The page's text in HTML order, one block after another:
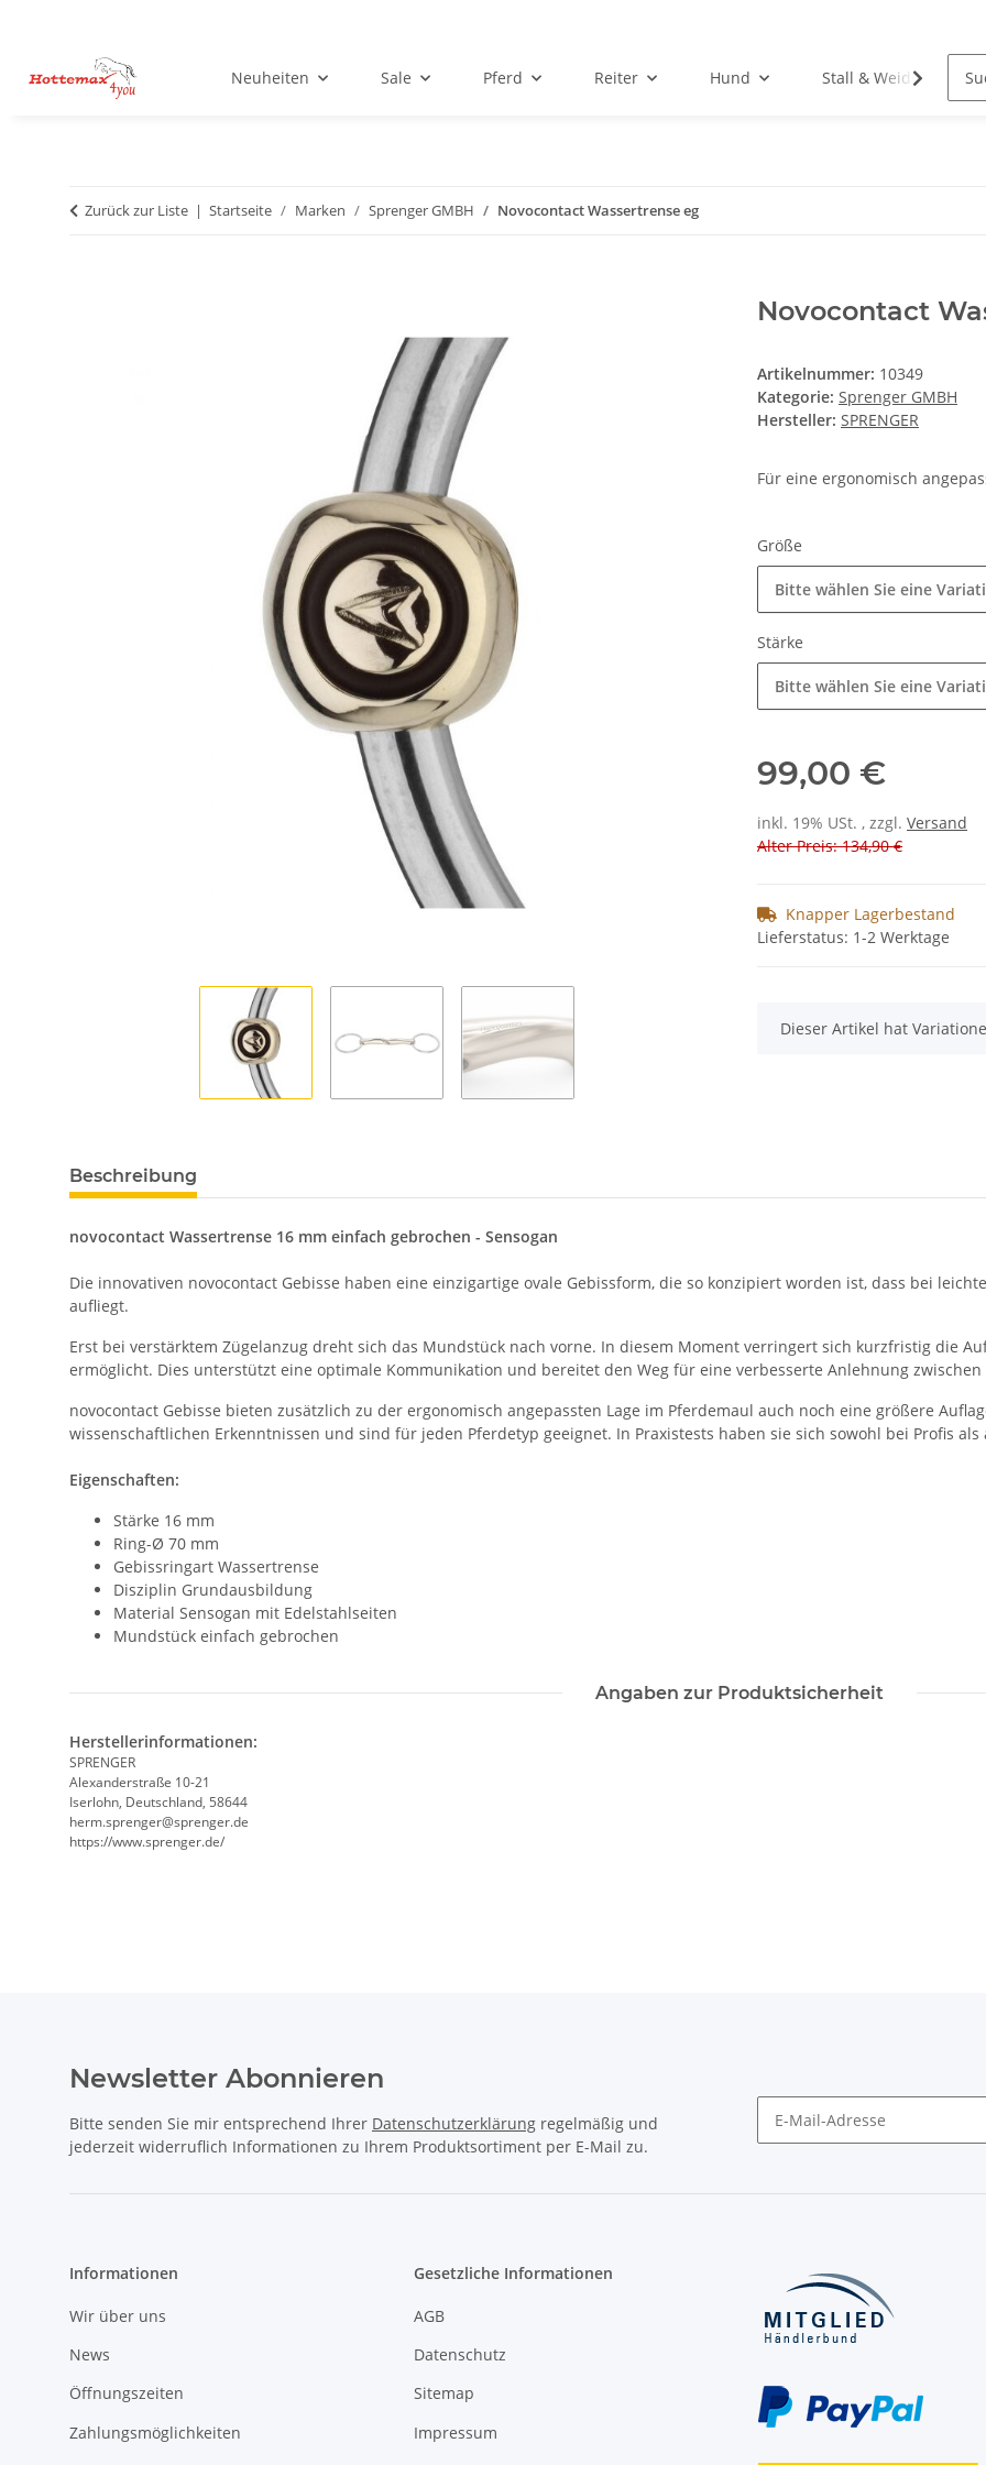
Neuheiten Sale Pferd Reiter Hund Stall & Weide
Zurück zur Liste Startseite Marken Sprenger GMBH Novocontact Wassertrense eg
Novocontact
Artikelnummer: 10349
Kategorie: Sprenger GMBH
Hersteller: SPRENGER
Für eine ergonomisch
Größe
Bitte wählen Sie eine
Stärke
Bitte wählen Sie eine
99,00 €
inkl. 19% USt. , zzgl. Versand
Alter Preis: 134,90 €
Knapper Lagerbestand
Lieferstatus: 1-2 Werktage
x
Dieser Artikel hat
Beschreibung
novocontact Wassertrense 16 mm einfach gebrochen - Sensogan
Die innovativen novocontact Gebisse haben eine einzigartige ovale Gebissform, die so konzipiert worden ist, dass bei
aufliegt.
Erst bei verstärktem Zügelanzug dreht sich das Mundstück nach vorne. In diesem Moment verringert sich kurzfristig die
ermöglicht. Dies unterstützt eine optimale Kommunikation und bereitet den Weg für eine verbesserte Anlehnung zwischen
novocontact Gebisse bieten zusätzlich zu der ergonomisch angepassten Lage im Pferdemaul auch noch eine größere
wissenschaftlichen Erkenntnissen und sind für jeden Pferdetyp geeignet. In Praxistests haben sie sich sowohl bei Profis
Eigenschaften:
Stärke 16 mm
Ring-Ø 70 mm
Gebissringart Wassertrense
Disziplin Grundausbildung
Material Sensogan mit Edelstahlseiten
Mundstück einfach gebrochen
Angaben zur Produktsicherheit
Herstellerinformationen:
SPRENGER
Alexanderstraße 10-21
Iserlohn, Deutschland, 58644
herm.sprenger@sprenger.de
https://www.sprenger.de/
Newsletter Abonnieren
Bitte senden Sie mir entsprechend Ihrer Datenschutzerklärung regelmäßig und
jederzeit widerruflich Informationen zu Ihrem Produktsortiment per E-Mail zu.
Informationen
Wir über uns
News
Öffnungszeiten
Zahlungsmöglichkeiten
Gesetzliche Informationen
AGB
Datenschutz
Sitemap
Impressum